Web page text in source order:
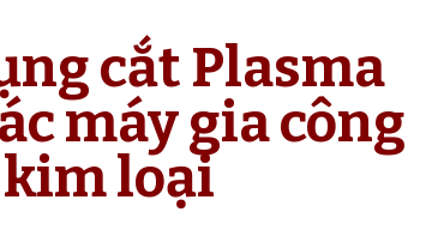
cắt Plasma
máy gia công
kim loại